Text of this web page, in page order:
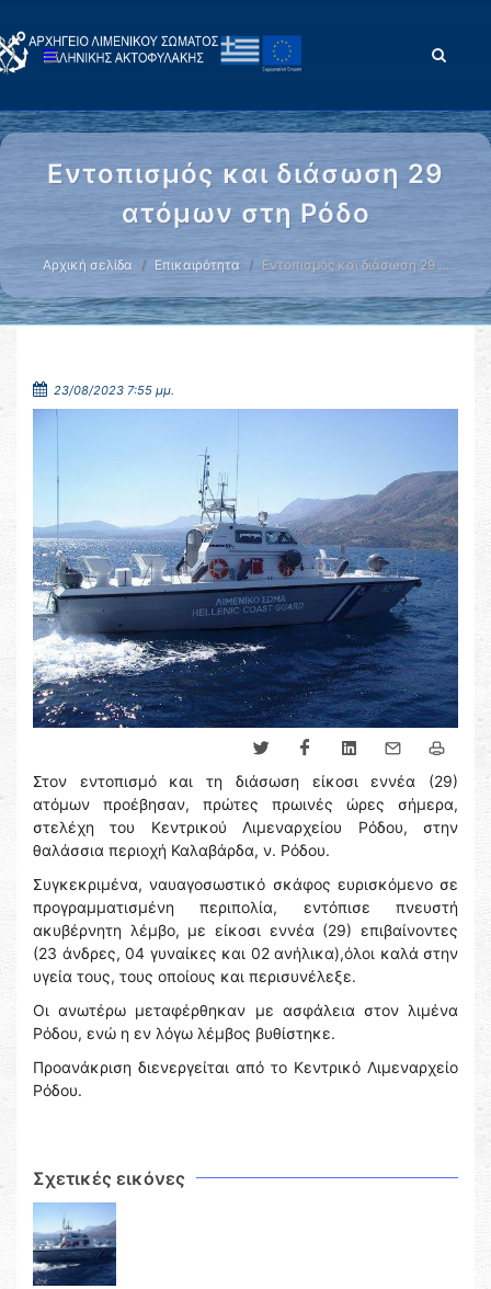
Εντοπισμός και διάσωση 29
ατόμων στη Ρόδο
Αρχική σελίδα Επικαιρότητα Εντοπισμός και διάσωση 29 …
23/08/2023 7:55 μμ.
Στον εντοπισμό και τη διάσωση είκοσι εννέα (29)
ατόμων προέβησαν, πρώτες πρωινές ώρες σήμερα,
στελέχη του Κεντρικού Λιμεναρχείου Ρόδου, στην
θαλάσσια περιοχή Καλαβάρδα, ν. Ρόδου.
Συγκεκριμένα, ναυαγοσωστικό σκάφος ευρισκόμενο σε
προγραμματισμένη περιπολία, εντόπισε πνευστή
ακυβέρνητη λέμβο, με είκοσι εννέα (29) επιβαίνοντες
(23 άνδρες, 04 γυναίκες και 02 ανήλικα),όλοι καλά στην
υγεία τους, τους οποίους και περισυνέλεξε.
Οι ανωτέρω μεταφέρθηκαν με ασφάλεια στον λιμένα
Ρόδου, ενώ η εν λόγω λέμβος βυθίστηκε.
Προανάκριση διενεργείται από το Κεντρικό Λιμεναρχείο
Ρόδου.
Σχετικές εικόνες